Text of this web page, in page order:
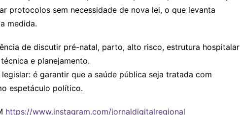
protocolos sem necessidade de nova lei, o que levanta
medida.
de discutir pré-natal, parto, alto risco, estrutura hospitalar
e planejamento.
é garantir que a saúde pública seja tratada com
espetáculo político.
https://www.instagram.com/jornaldigitalregional